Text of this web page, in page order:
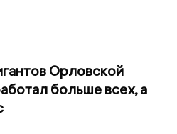
Орловской
больше всех, а